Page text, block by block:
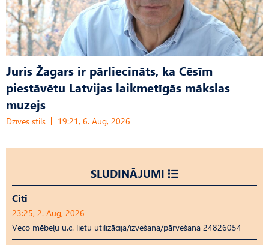
Juris Žagars ir pārliecināts, ka Cēsīm
piestāvētu Latvijas laikmetīgās mākslas
muzejs
Dzīves stils 19:21, 6. Aug, 2026
SLUDINĀJUMI
Citi
23:25, 2. Aug, 2026
Veco mēbeļu u.c. lietu utilizācija/izvešana/pārvešana 24826054